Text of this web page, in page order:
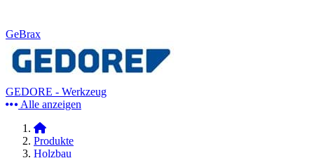
GeBrax
GEDORE - Werkzeug
Alle anzeigen
Produkte
Holzbau